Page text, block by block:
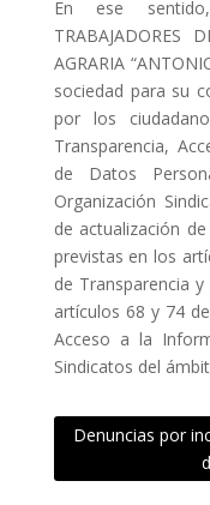
En ese
TRABAJADORES
AGRARIA
sociedad para su
por los
Transparencia,
de Datos
Organización
de actualización
previstas en los
de Transparencia
artículos 68 y 74
Acceso a la
Sindicatos del
Denuncias por